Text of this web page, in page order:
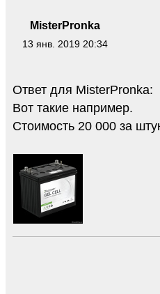
MisterPronka
13 янв. 2019 20:34
Ответ для MisterPronka:
Вот такие например.
Стоимость 20 000 за